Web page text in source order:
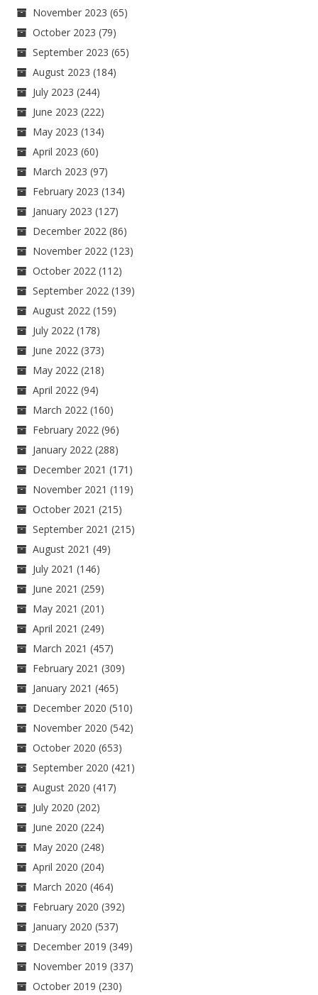
November 2023 (65)
October 2023 (79)
September 2023 (65)
August 2023 (184)
July 2023 (244)
June 2023 (222)
May 2023 (134)
April 2023 (60)
March 2023 (97)
February 2023 (134)
January 2023 (127)
December 2022 (86)
November 2022 (123)
October 2022 (112)
September 2022 (139)
August 2022 (159)
July 2022 (178)
June 2022 (373)
May 2022 (218)
April 2022 (94)
March 2022 (160)
February 2022 (96)
January 2022 (288)
December 2021 (171)
November 2021 (119)
October 2021 (215)
September 2021 (215)
August 2021 (49)
July 2021 (146)
June 2021 (259)
May 2021 (201)
April 2021 (249)
March 2021 (457)
February 2021 (309)
January 2021 (465)
December 2020 (510)
November 2020 (542)
October 2020 (653)
September 2020 (421)
August 2020 (417)
July 2020 (202)
June 2020 (224)
May 2020 (248)
April 2020 (204)
March 2020 (464)
February 2020 (392)
January 2020 (537)
December 2019 (349)
November 2019 (337)
October 2019 (230)